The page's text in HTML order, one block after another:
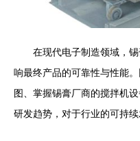
在现代电子制造领域，
响最终产品的可靠性与性能
图、掌握锡膏厂商的搅拌机
研发趋势，对于行业的可持续